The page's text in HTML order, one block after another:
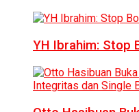
YH Ibrahim: Stop